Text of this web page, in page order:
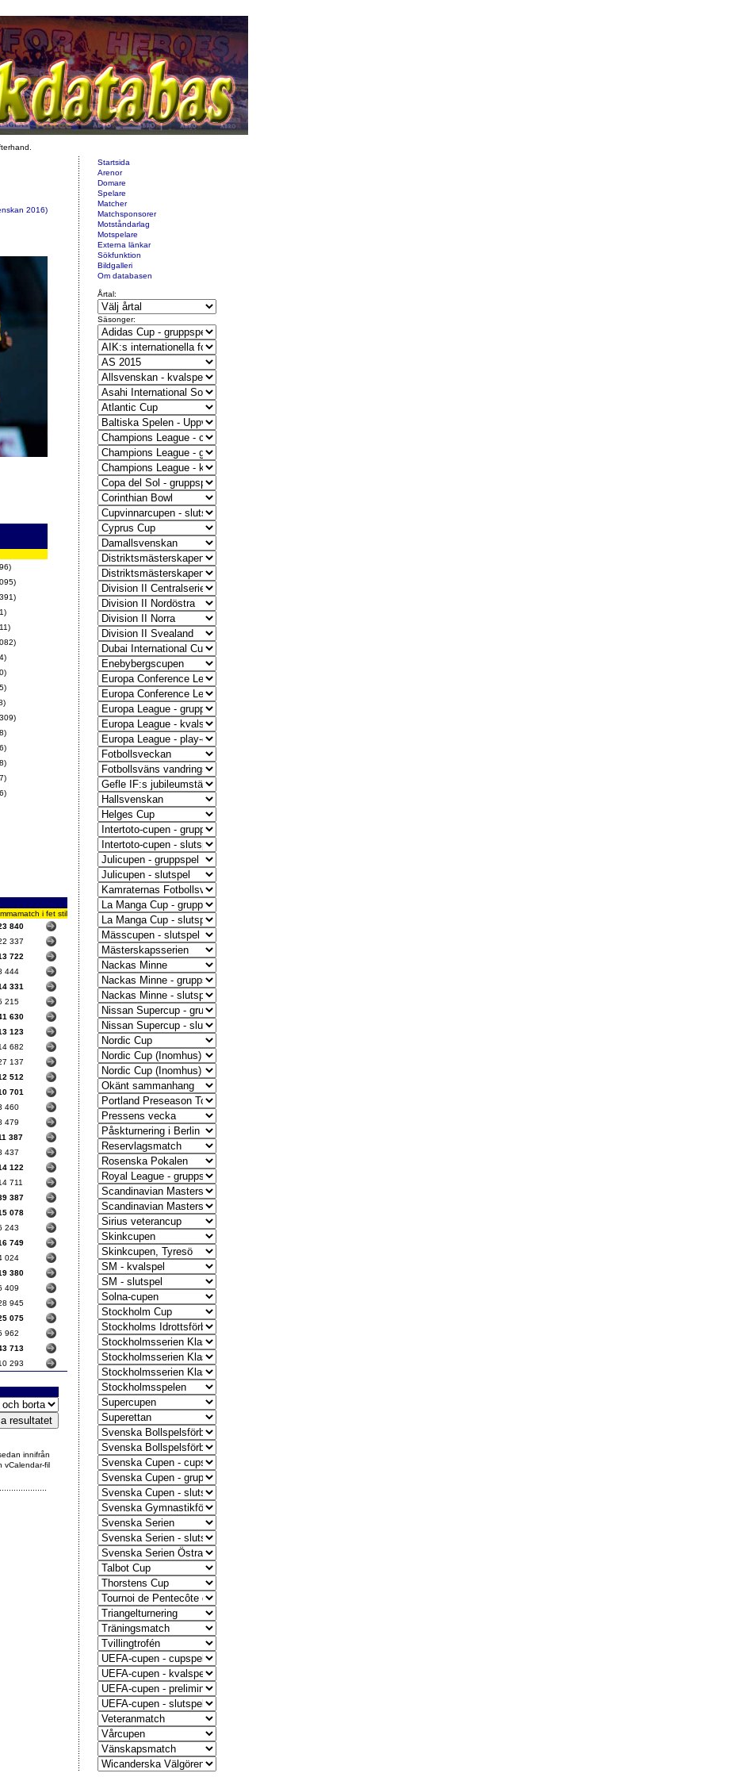
2016)
i fet stil
840
337
722
444
331
215
630
123
682
137
512
701
460
479
387
437
122
711
387
078
243
749
024
380
409
945
075
962
713
293
innifrån
vCalendar-fil
Startsida
Arenor
Domare
Spelare
Matcher
Matchsponsorer
Motståndarlag
Motspelare
Externa länkar
Sökfunktion
Bildgalleri
Om databasen
Årtal:
Säsonger: